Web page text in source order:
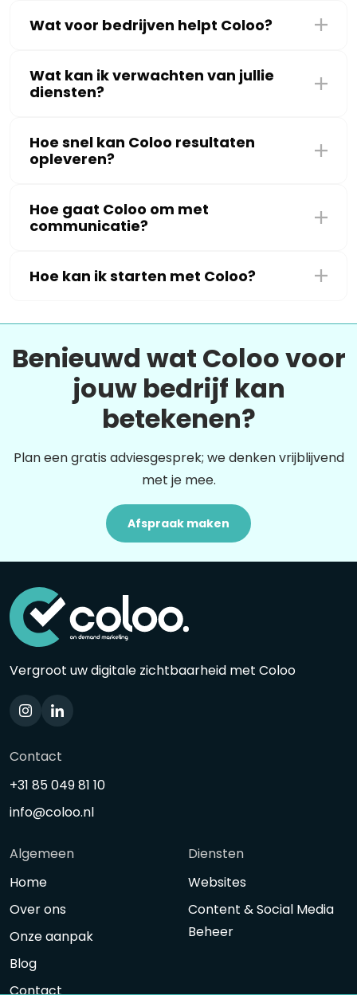
Wat voor bedrijven helpt Coloo?
Wat kan ik verwachten van jullie
diensten?
Hoe snel kan Coloo resultaten
opleveren?
Hoe gaat Coloo om met
communicatie?
Hoe kan ik starten met Coloo?
Benieuwd wat Coloo voor
jouw bedrijf kan
betekenen?
Plan een gratis adviesgesprek; we denken vrijblijvend
met je mee.
Afspraak maken
Vergroot uw digitale zichtbaarheid met Coloo
Contact
+31 85 049 81 10
info@coloo.nl
Algemeen
Home
Over ons
Onze aanpak
Blog
Contact
Diensten
Websites
Content & Social Media
Beheer